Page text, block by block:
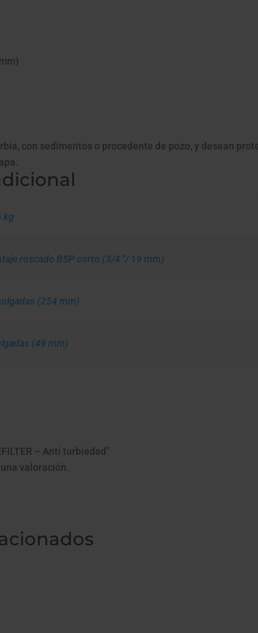
con sedimentos o procedente de pozo, y desean
kg
roscado BSP corto (3/4 "/ 19 mm)
(254 mm)
(49 mm)
– Anti turbiedad”
valoración.